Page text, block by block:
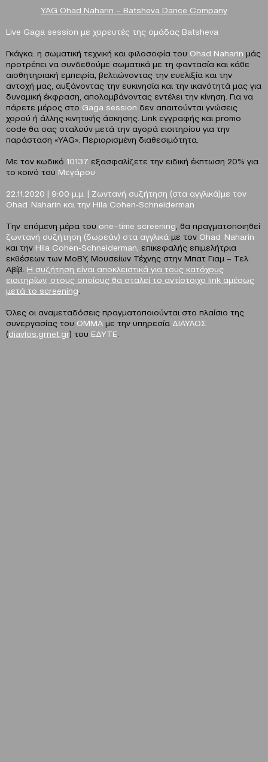
YAG Ohad Naharin – Batsheva Dance Company
Live Gaga session με χορευτές της ομάδας Batsheva
Γκάγκα: η σωματική τεχνική και φιλοσοφία του Ohad Naharin μάς
προτρέπει να συνδεθούμε σωματικά με τη φαντασία και κάθε
αισθητηριακή εμπειρία, βελτιώνοντας την ευελιξία και την
αντοχή μας, αυξάνοντας την ευκινησία και την ικανότητά μας για
δυναμική έκφραση, απολαμβάνοντας εντέλει την κίνηση. Για να
πάρετε μέρος στο Gaga session δεν απαιτούνται γνώσεις
χορού ή άλλης κινητικής άσκησης. Link εγγραφής και promo
code θα σας σταλούν μετά την αγορά εισιτηρίου για την
παράσταση «YAG». Περιορισμένη διαθεσιμότητα.
Mε τον κωδικό 10137 εξασφαλίζετε την ειδική έκπτωση 20% για
το κοινό του Μεγάρου
22.11.2020 | 9:00 μ.μ. | Ζωντανή συζήτηση (στα αγγλικά)με τον
Ohad Naharin και την Hila Cohen-Schneiderman
Την επόμενη μέρα του one–time screening , θα πραγματοποιηθεί
ζωντανή συζήτηση (δωρεάν) στα αγγλικά με τον Ohad Naharin
και την Hila Cohen-Schneiderman, επικεφαλής επιμελήτρια
εκθέσεων των MoBY, Μουσείων Τέχνης στην Μπατ Γιαμ – Τελ
Αβίβ. H συζήτηση είναι αποκλειστικά για τους κατόχους
εισιτηρίων, στους οποίους θα σταλεί το αντίστοιχο link αμέσως
μετά το screening
Όλες οι αναμεταδόσεις πραγματοποιούνται στο πλαίσιο της
συνεργασίας του ΟΜΜΑ με την υπηρεσία ΔΙΑΥΛΟΣ
(diavlos.grnet.gr) του ΕΔΥΤΕ